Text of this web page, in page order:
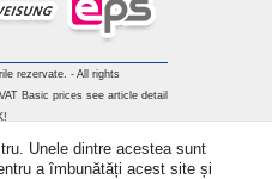
rezervate. - All rights
Basic prices see article detail
Unele dintre acestea sunt
a îmbunătăți acest site și
contract here